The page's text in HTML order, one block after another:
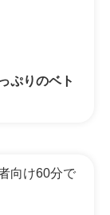
ぷりのベト